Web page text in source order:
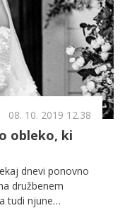
08. 10. 2019 12.38
obleko, ki
dnevi ponovno
družbenem
tudi njune